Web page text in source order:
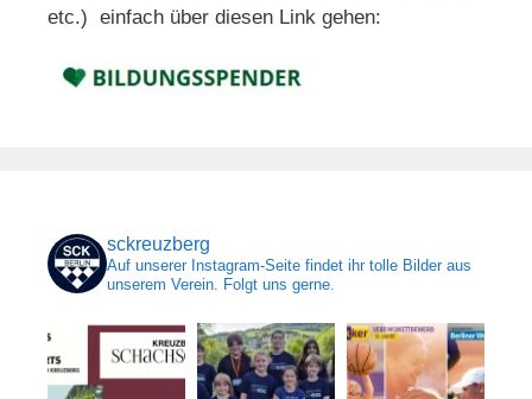
etc.) einfach über diesen Link gehen:
sckreuzberg
Auf unserer Instagram-Seite findet ihr tolle Bilder aus
unserem Verein. Folgt uns gerne.